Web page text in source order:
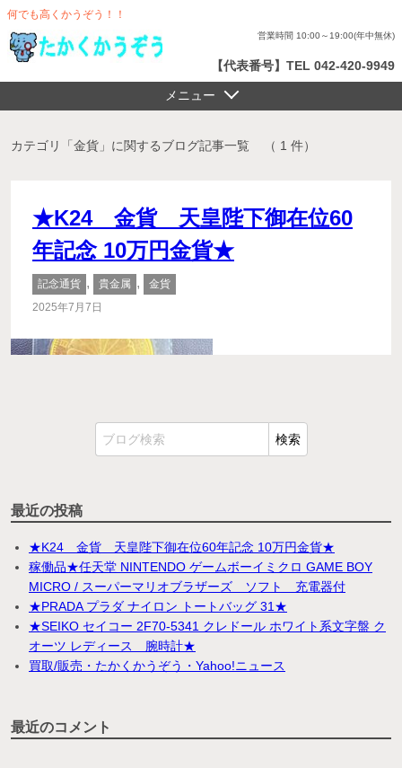
何でも高くかうぞう！！
営業時間 10:00～19:00(年中無休)
【代表番号】TEL 042-420-9949
メニュー
カテゴリ「金貨」に関するブログ記事一覧 （ 1 件）
★K24 金貨 天皇陛下御在位60
年記念 10万円金貨★
記念通貨 , 貴金属 ,
金貨
2025年7月7日
最近の投稿
★K24 金貨 天皇陛下御在位60年記念 10万円金貨★
稼働品★任天堂 NINTENDO ゲームボーイミクロ GAME BOY
MICRO / スーパーマリオブラザーズ ソフト 充電器付
★PRADA プラダ ナイロン トートバッグ 31★
★SEIKO セイコー 2F70-5341 クレドール ホワイト系文字盤 ク
オーツ レディース 腕時計★
買取/販売・たかくかうぞう・Yahoo!ニュース
最近のコメント